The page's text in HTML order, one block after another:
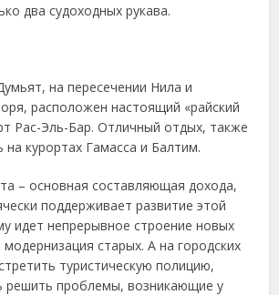
два судоходных рукава.
на пересечении Нила и
расположен настоящий «райский
Рас-Эль-Бар. Отличный отдых, также
курортах Гамасса и Балтим.
– основная составляющая дохода,
поддерживает развитие этой
идет непрерывное строение новых
старых. А на городских
туристическую полицию,
решить проблемы, возникающие у